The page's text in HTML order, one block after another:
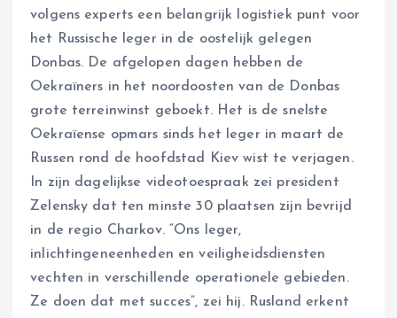
volgens experts een belangrijk logistiek punt voor
het Russische leger in de oostelijk gelegen
Donbas. De afgelopen dagen hebben de
Oekraïners in het noordoosten van de Donbas
grote terreinwinst geboekt. Het is de snelste
Oekraïense opmars sinds het leger in maart de
Russen rond de hoofdstad Kiev wist te verjagen.
In zijn dagelijkse videotoespraak zei president
Zelensky dat ten minste 30 plaatsen zijn bevrijd
in de regio Charkov. “Ons leger,
inlichtingeneenheden en veiligheidsdiensten
vechten in verschillende operationele gebieden.
Ze doen dat met succes”, zei hij. Rusland erkent